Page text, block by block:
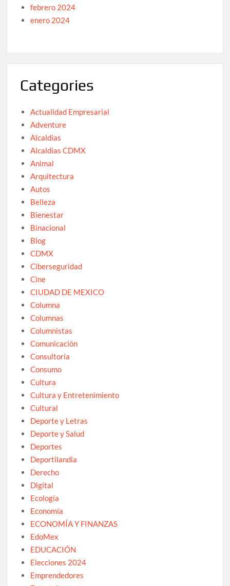
febrero 2024
enero 2024
Categories
Actualidad Empresarial
Adventure
Alcaldías
Alcaldías CDMX
Animal
Arquitectura
Autos
Belleza
Bienestar
Binacional
Blog
CDMX
Ciberseguridad
Cine
CIUDAD DE MEXICO
Columna
Columnas
Columnistas
Comunicación
Consultoría
Consumo
Cultura
Cultura y Entretenimiento
Cultural
Deporte y Letras
Deporte y Salud
Deportes
Deportilandia
Derecho
Digital
Ecología
Economía
ECONOMÍA Y FINANZAS
EdoMex
EDUCACIÓN
Elecciones 2024
Emprendedores